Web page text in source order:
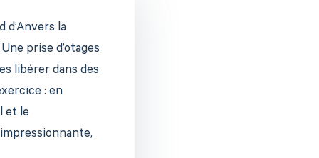
la
prise d’otages
libérer dans des
: en
et le